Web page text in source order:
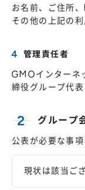
お名前、ご住所
その他の上記の
管理責任者
GMOインターネ
締役グループ代
グループ
公表が必要な事
現状は該当ご